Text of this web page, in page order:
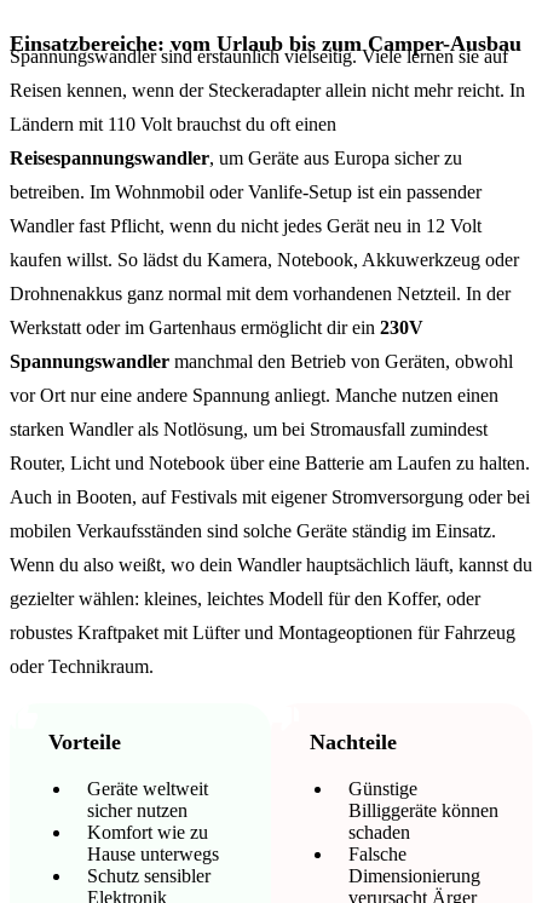
Einsatzbereiche: vom Urlaub bis zum Camper-Ausbau
Spannungswandler sind erstaunlich vielseitig. Viele lernen sie auf
Reisen kennen, wenn der Steckeradapter allein nicht mehr reicht. In
Ländern mit 110 Volt brauchst du oft einen
Reisespannungswandler, um Geräte aus Europa sicher zu
betreiben. Im Wohnmobil oder Vanlife-Setup ist ein passender
Wandler fast Pflicht, wenn du nicht jedes Gerät neu in 12 Volt
kaufen willst. So lädst du Kamera, Notebook, Akkuwerkzeug oder
Drohnenakkus ganz normal mit dem vorhandenen Netzteil. In der
Werkstatt oder im Gartenhaus ermöglicht dir ein 230V
Spannungswandler manchmal den Betrieb von Geräten, obwohl
vor Ort nur eine andere Spannung anliegt. Manche nutzen einen
starken Wandler als Notlösung, um bei Stromausfall zumindest
Router, Licht und Notebook über eine Batterie am Laufen zu halten.
Auch in Booten, auf Festivals mit eigener Stromversorgung oder bei
mobilen Verkaufsständen sind solche Geräte ständig im Einsatz.
Wenn du also weißt, wo dein Wandler hauptsächlich läuft, kannst du
gezielter wählen: kleines, leichtes Modell für den Koffer, oder
robustes Kraftpaket mit Lüfter und Montageoptionen für Fahrzeug
oder Technikraum.
Vorteile
Geräte weltweit
sicher nutzen
Komfort wie zu
Hause unterwegs
Schutz sensibler
Elektronik
Nachteile
Günstige
Billiggeräte können
schaden
Falsche
Dimensionierung
verursacht Ärger